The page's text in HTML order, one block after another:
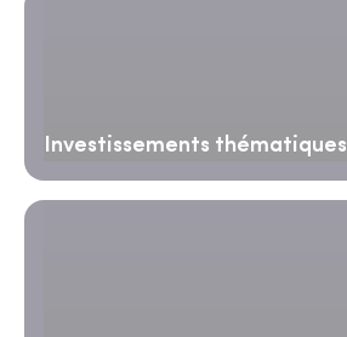
Investissements thématiques